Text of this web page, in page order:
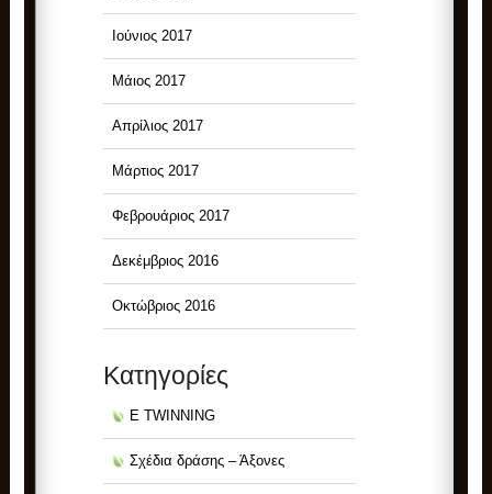
Ιούνιος 2017
Μάιος 2017
Απρίλιος 2017
Μάρτιος 2017
Φεβρουάριος 2017
Δεκέμβριος 2016
Οκτώβριος 2016
Kατηγορίες
E TWINNING
Σχέδια δράσης – Άξονες